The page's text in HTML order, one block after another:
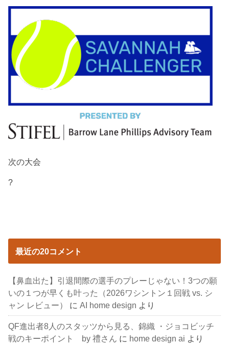
次の大会
?
最近の20コメント
【鼻血出た】引退間際の選手のプレーじゃない！3つの願
いの１つが早くも叶った（2026ワシントン１回戦 vs. シ
ャン レビュー）
にAI home design より
QF進出者8人のスタッツから見る、錦織 ・ジョコビッチ
戦のキーポイント by 禮さん に home design ai より